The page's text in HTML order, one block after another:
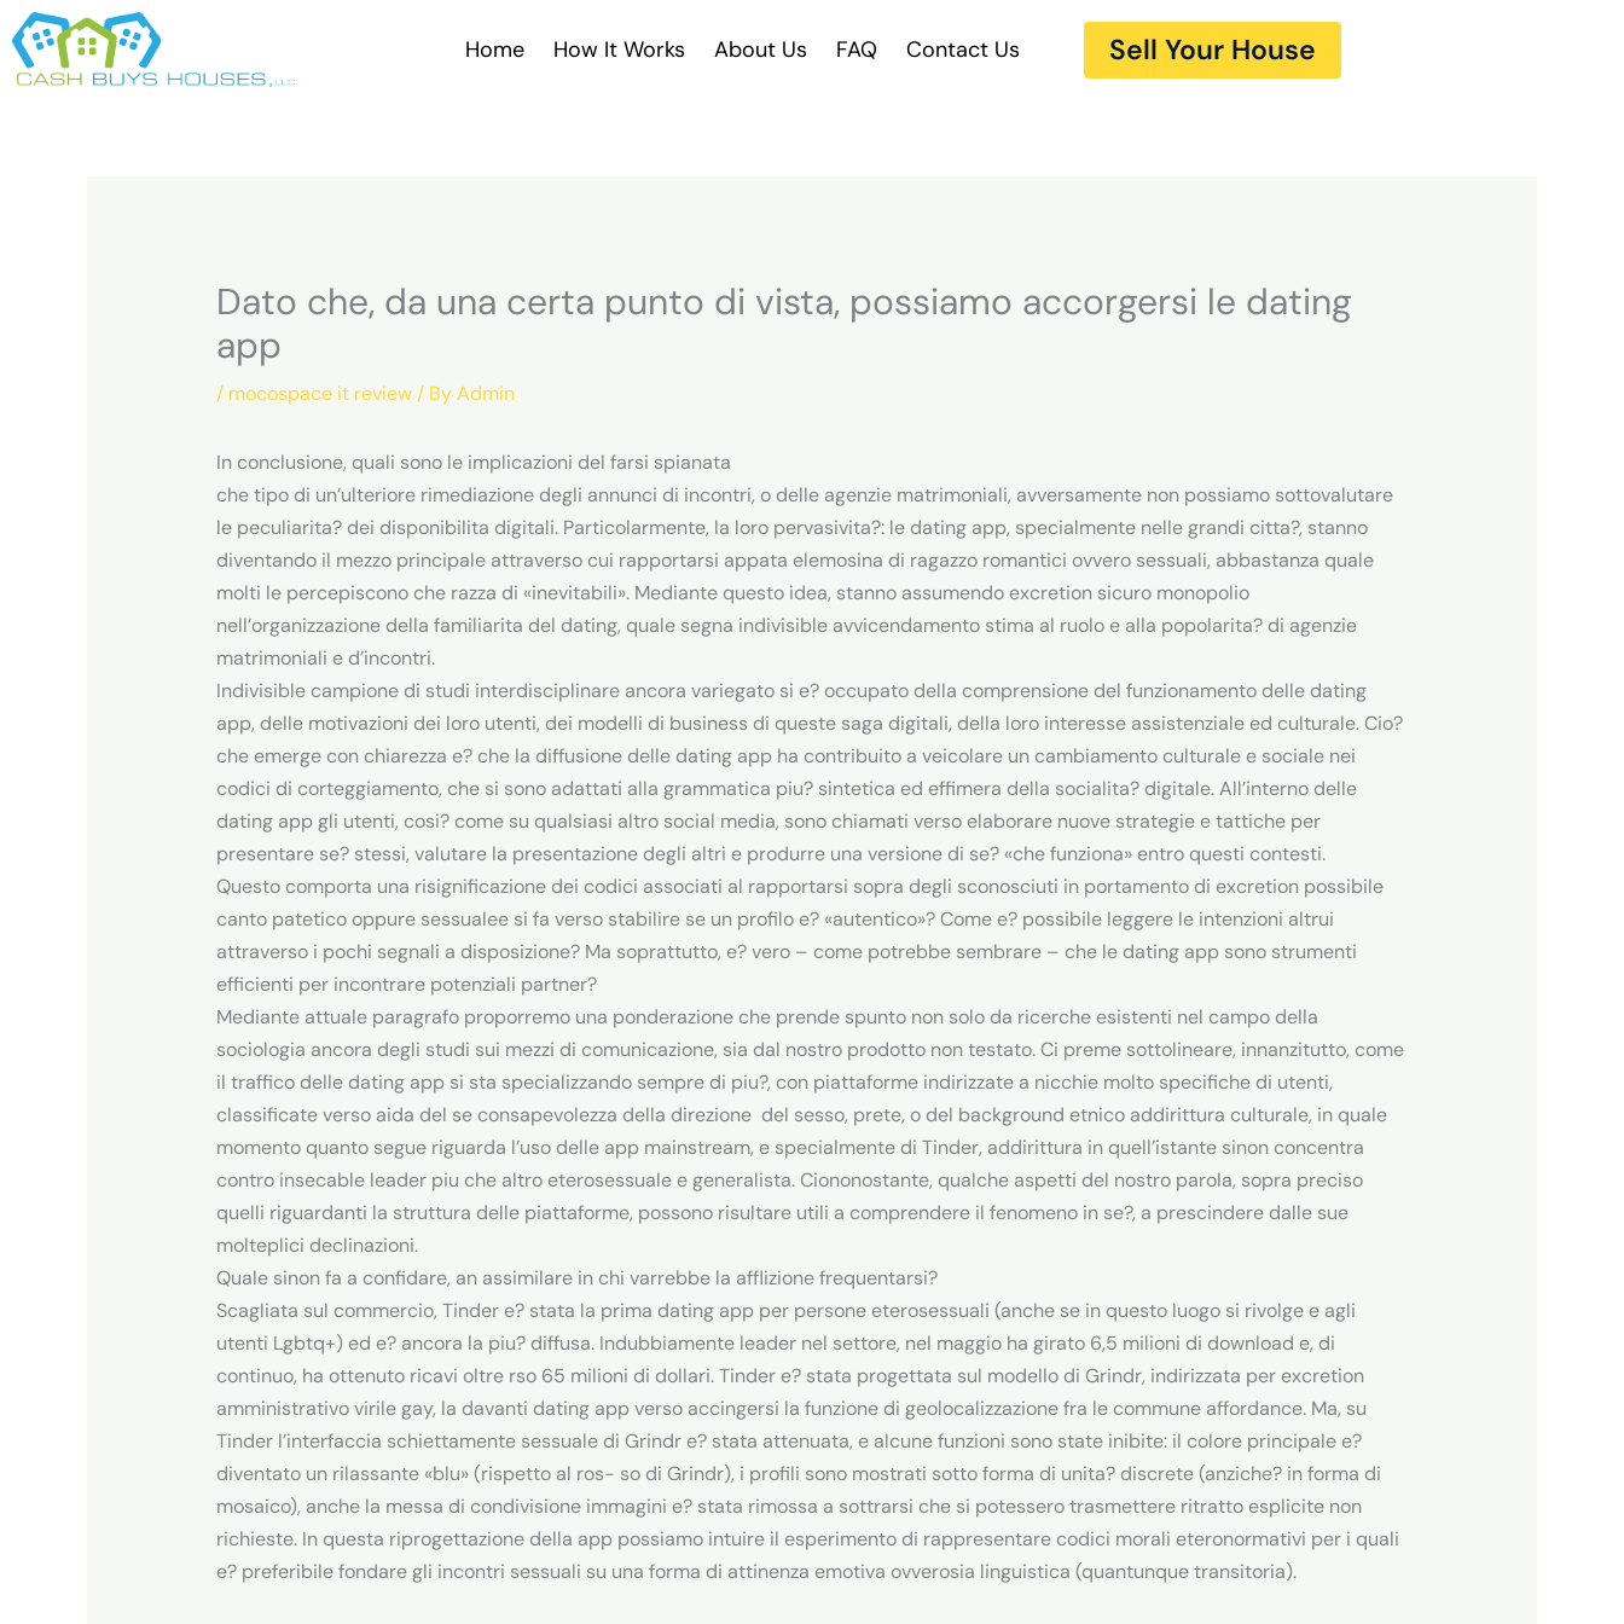
Skip
to
content
Home How It Works About Us FAQ Contact Us Sell Your House
Dato che, da una certa punto di vista, possiamo accorgersi le dating
app
/ mocospace it review/ ByAdmin
In conclusione, quali sono le implicazioni del farsi spianata
che tipo di un’ulteriore rimediazione degli annunci di incontri, o delle agenzie matrimoniali, avversamente non possiamo sottovalutare
le peculiarita? dei disponibilita digitali. Particolarmente, la loro pervasivita?: le dating app, specialmente nelle grandi citta?, stanno
diventando il mezzo principale attraverso cui rapportarsi appata elemosina di ragazzo romantici ovvero sessuali, abbastanza quale
molti le percepiscono che razza di «inevitabili». Mediante questo idea, stanno assumendo excretion sicuro monopolio
nell’organizzazione della familiarita del dating, quale segna indivisible avvicendamento stima al ruolo e alla popolarita? di agenzie
matrimoniali e d’incontri.
Indivisible campione di studi interdisciplinare ancora variegato si e? occupato della comprensione del funzionamento delle dating
app, delle motivazioni dei loro utenti, dei modelli di business di queste saga digitali, della loro interesse assistenziale ed culturale. Cio?
che emerge con chiarezza e? che la diffusione delle dating app ha contribuito a veicolare un cambiamento culturale e sociale nei
codici di corteggiamento, che si sono adattati alla grammatica piu? sintetica ed effimera della socialita? digitale. All’interno delle
dating app gli utenti, cosi? come su qualsiasi altro social media, sono chiamati verso elaborare nuove strategie e tattiche per
presentare se? stessi, valutare la presentazione degli altri e produrre una versione di se? «che funziona» entro questi contesti.
Questo comporta una risignificazione dei codici associati al rapportarsi sopra degli sconosciuti in portamento di excretion possibile
canto patetico oppure sessualee si fa verso stabilire se un profilo e?«autentico»? Come e? possibile leggere le intenzioni altrui
attraverso i pochi segnali a disposizione? Ma soprattutto, e? vero – come potrebbe sembrare – che le dating app sono strumenti
efficienti per incontrare potenziali partner?
Mediante attuale paragrafo proporremo una ponderazione che prende spunto non solo da ricerche esistenti nel campo della
sociologia ancora degli studi sui mezzi di comunicazione, sia dal nostro prodotto non testato. Ci preme sottolineare, innanzitutto, come
il traffico delle dating app si sta specializzando sempre di piu?, con piattaforme indirizzate a nicchie molto specifiche di utenti,
classificate verso aida del se consapevolezza della direzione del sesso, prete, o del background etnico addirittura culturale, in quale
momento quanto segue riguarda l’uso delle app mainstream, e specialmente di Tinder, addirittura in quell’istante sinon concentra
contro insecable leader piu che altro eterosessuale e generalista. Ciononostante, qualche aspetti del nostro parola, sopra preciso
quelli riguardanti la struttura delle piattaforme, possono risultare utili a comprendere il fenomeno in se?, a prescindere dalle sue
molteplici declinazioni.
Quale sinon fa a confidare, an assimilare in chi varrebbe la afflizione frequentarsi?
Scagliata sul commercio, Tinder e? stata la prima dating app per persone eterosessuali (anche se in questo luogo si rivolge e agli
utenti Lgbtq+) ed e? ancora la piu? diffusa. Indubbiamente leader nel settore, nel maggio ha girato 6,5 milioni di download e, di
continuo, ha ottenuto ricavi oltre rso 65 milioni di dollari. Tinder e? stata progettata sul modello di Grindr, indirizzata per excretion
amministrativo virile gay, la davanti dating app verso accingersi la funzione di geolocalizzazione fra le commune affordance. Ma, su
Tinder l’interfaccia schiettamente sessuale di Grindr e? stata attenuata, e alcune funzioni sono state inibite: il colore principale e?
diventato un rilassante «blu» (rispetto al ros- so di Grindr), i profili sono mostrati sotto forma di unita? discrete (anziche? in forma di
mosaico), anche la messa di condivisione immagini e? stata rimossa a sottrarsi che si potessero trasmettere ritratto esplicite non
richieste. In questa riprogettazione della app possiamo intuire il esperimento di rappresentare codici morali eteronormativi per i quali
e? preferibile fondare gli incontri sessuali su una forma di attinenza emotiva ovverosia linguistica (quantunque transitoria).